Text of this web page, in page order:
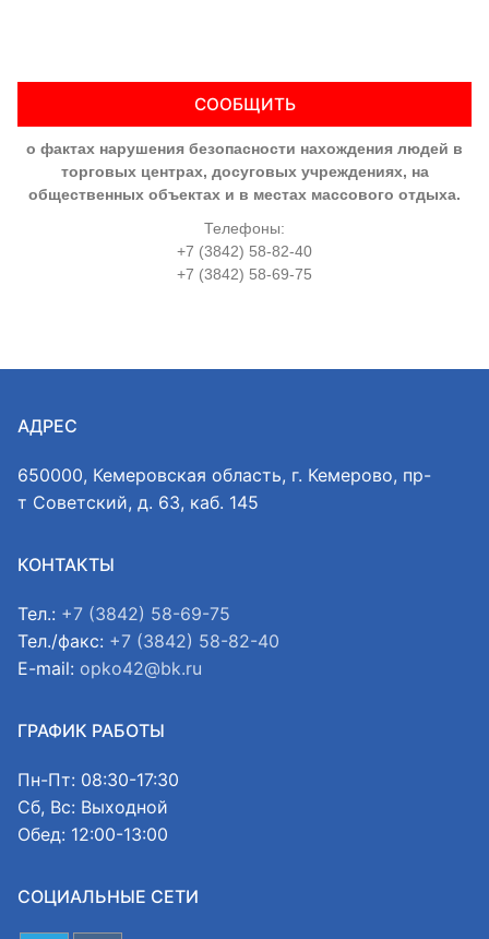
СООБЩИТЬ
о фактах нарушения безопасности нахождения людей в
торговых центрах, досуговых учреждениях, на
общественных объектах и в местах массового отдыха.
Телефоны:
+7 (3842) 58-82-40
+7 (3842) 58-69-75
АДРЕС
650000, Кемеровская область, г. Кемерово, пр-
т Советский, д. 63, каб. 145
КОНТАКТЫ
Тел.: +7 (3842) 58-69-75
Тел./факс: +7 (3842) 58-82-40
E-mail: opko42@bk.ru
ГРАФИК РАБОТЫ
Пн-Пт: 08:30-17:30
Сб, Вс: Выходной
Обед: 12:00-13:00
СОЦИАЛЬНЫЕ СЕТИ